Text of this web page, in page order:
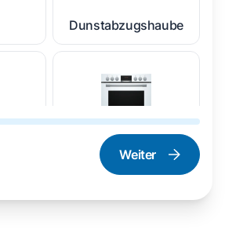
Dunstabzugshaube
Herd und Backofen
Weiter